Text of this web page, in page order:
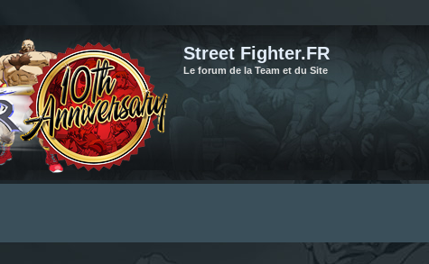
Street Fighter.FR
Le forum de la Team et du Site